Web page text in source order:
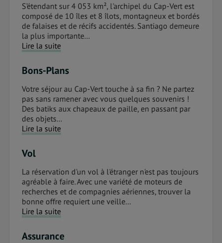
S’étendant sur 4 053 km², l'archipel du Cap-Vert est
composé de 10 îles et 8 îlots, montagneux et bordés
de falaises et de récifs accidentés. Santiago demeure
la plus importante...
Lire la suite
Bons-Plans
Votre séjour au Cap-Vert touche à sa fin ? Ne partez
pas sans ramener avec vous quelques souvenirs !
Des batiks aux chapeaux de paille, en passant par
des objets...
Lire la suite
Vol
La réservation d'un vol à l'étranger n'est pas toujours
agréable à faire. Avec une variété de moteurs de
recherches et de compagnies aériennes, trouver la
bonne offre requiert une veille...
Lire la suite
Assurance